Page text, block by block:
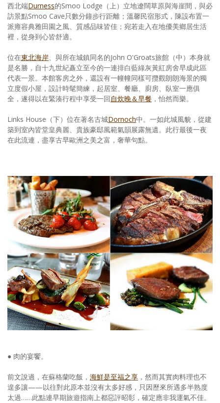
西北端Durness的Smoo Lodge（上）立地遼闊草原與海崖間，與必
訪景點Smoo Cave只數分鐘步行距離；溫馨民宿形式，陳設布置一
派雍容典雅田園之風、質感品味皆佳；宛若走入在地優美鄉居生活
裡，從身到心皆舒適。
位在東北海岸、與所在城鎮同名的John O'Groats旅館（中）本身就
是名勝，自十九世紀矗立至今的一連排白藍綠灰黃紅房舍早成此區
代表一景。本館客房之外，還設有一幢幢同樣可攬觀朗朗海景的獨
立度假小屋，設計時髦簡練，起居室、餐廳、廚房、臥室一應俱
全，遂得以在緊湊行程中享受一回自炊晚＆早餐 ，怡然而樂。
Links House（下）位在著名古城Dornoch中。一如此城風貌，從建
築到室內皆堂皇典麗、貴族豪邸風範氣韻展露無遺。此行最後一夜
在此流連，盡享古早歐洲之美之富，奢華句點。
● 肉的宴饗。
前文說過，在蘇格蘭吃飯， 海鮮是至福之享 ，然而其實肉料理也不
遑多讓——以往對此原本並沒有太多好感，只因歷來所遇多半熟度
太過……此點連早期旅遊指南上都惡評昭彰，確定應非我運氣不佳。